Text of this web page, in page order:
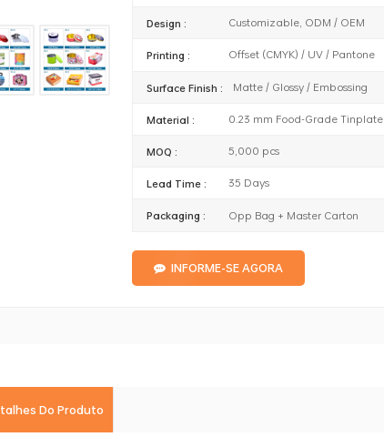
Design : Customizable, ODM / OEM
Printing : Offset (CMYK) / UV / Pantone
Surface Finish : Matte / Glossy / Embossing
Material : 0.23 mm Food-Grade Tinplate
MOQ : 5,000 pcs
Lead Time : 35 Days
Packaging : Opp Bag + Master Carton
INFORME-SE AGORA
Do Produto